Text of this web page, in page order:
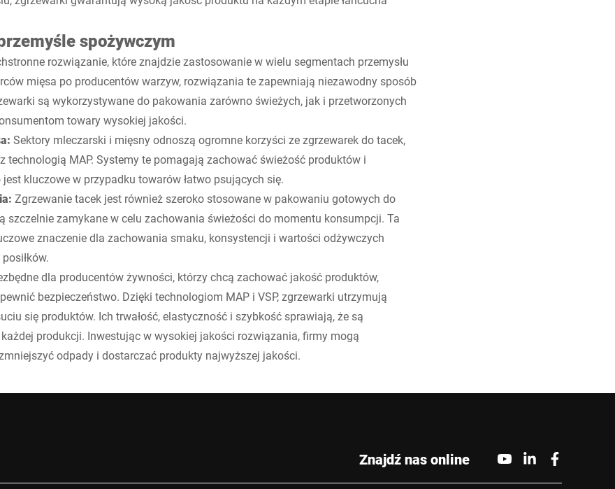
spożywczym
rozwiązanie, które znajdzie zastosowanie w wielu segmentach przemysłu
mięsa po producentów warzyw, rozwiązania te zapewniają niezawodny sposób
są wykorzystywane do pakowania zarówno świeżych, jak i przetworzonych
towary wysokiej jakości.
Sektory mleczarski i mięsny odnoszą ogromne korzyści ze zgrzewarek do tacek,
technologią MAP. Systemy te pomagają zachować świeżość produktów i
kluczowe w przypadku towarów łatwo psujących się.
Zgrzewanie tacek jest również szeroko stosowane w pakowaniu gotowych do
szczelnie zamykane w celu zachowania świeżości do momentu konsumpcji. Ta
znaczenie dla zachowania smaku, konsystencji i wartości odżywczych
dla producentów żywności, którzy chcą zachować jakość produktów,
bezpieczeństwo. Dzięki technologiom MAP i VSP, zgrzewarki utrzymują
się produktów. Ich trwałość, elastyczność i szybkość sprawiają, że są
produkcji. Inwestując w wysokiej jakości rozwiązania, firmy mogą
odpady i dostarczać produkty najwyższej jakości.
Znajdź nas online